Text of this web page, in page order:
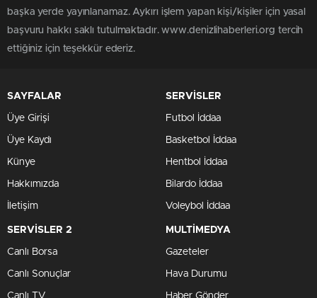
başka yerde yayınlanamaz. Aykırı işlem yapan kişi/kişiler için yasal
başvuru hakkı saklı tutulmaktadır. www.denizlihaberleri.org tercih
ettiğiniz için teşekkür ederiz.
SAYFALAR
Üye Girişi
Üye Kaydı
Künye
Hakkımızda
İletişim
SERVİSLER
Futbol İddaa
Basketbol İddaa
Hentbol İddaa
Bilardo İddaa
Voleybol İddaa
SERVİSLER 2
Canlı Borsa
Canlı Sonuçlar
Canlı TV
MULTİMEDYA
Gazeteler
Hava Durumu
Haber Gönder